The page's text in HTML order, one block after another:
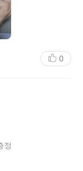
분할 듯 해요ㅋ 어
잘 쓸 듯~!!
이 중용량이에요.
서 본품 4종 다 엄
합니다. 암튼 이
아주 만족합니
0
정